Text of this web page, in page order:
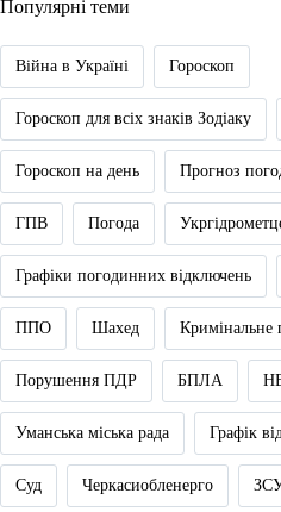
Популярні теми
Війна в Україні Гороскоп
Гороскоп для всіх знаків Зодіаку
Гороскоп на день Прогноз
ГПВ Погода
Графіки погодинних відключень
ППО Шахед Кримінальне
Порушення ПДР БПЛА
Уманська міська рада Графік
Суд Черкасиобленерго